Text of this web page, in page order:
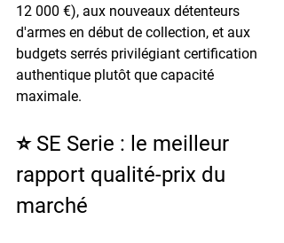
12 000 €), aux nouveaux détenteurs
d'armes en début de collection, et aux
budgets serrés privilégiant certification
authentique plutôt que capacité
maximale.
⭐ SE Serie : le meilleur
rapport qualité-prix du
marché